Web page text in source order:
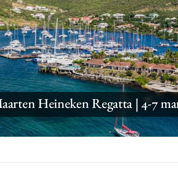
Heineken Regatta | 4-7